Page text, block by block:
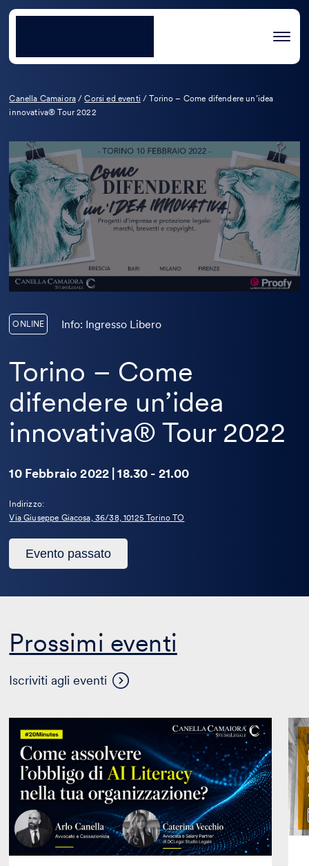
Canella Camaiora /Corsi ed eventi /Torino – Come difendere un’idea
innovativa® Tour 2022
ONLINE Info: Ingresso Libero
Torino – Come
difendere un’idea
innovativa® Tour 2022
10 Febbraio 2022 | 18.30 - 21.00
Indirizzo:
Via Giuseppe Giacosa, 36/38, 10125 Torino TO
Questo
evento
è
Evento passato
Prossimi eventi
Iscriviti agli eventi
eventi
assolvere
l’obbligo
Literacy
nella
tua
organizzazione?
in
con